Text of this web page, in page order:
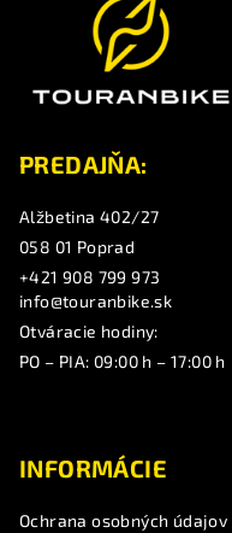
PREDAJŇA:
Alžbetina 402/27
058 01 Poprad
+421 908 799 973
info@touranbike.sk
Otváracie hodiny:
PO – PIA: 09:00 h – 17:00 h
INFORMÁCIE
Ochrana osobných údajov